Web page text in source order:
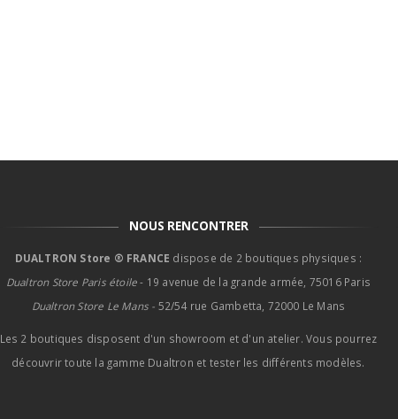
NOUS RENCONTRER
DUALTRON Store ® FRANCE dispose de 2 boutiques physiques :
Dualtron Store Paris étoile- 19 avenue de la grande armée, 75016 Paris
Dualtron Store Le Mans - 52/54 rue Gambetta, 72000 Le Mans
Les 2 boutiques disposent d'un showroom et d'un atelier. Vous pourrez
découvrir toute la gamme Dualtron et tester les différents modèles.